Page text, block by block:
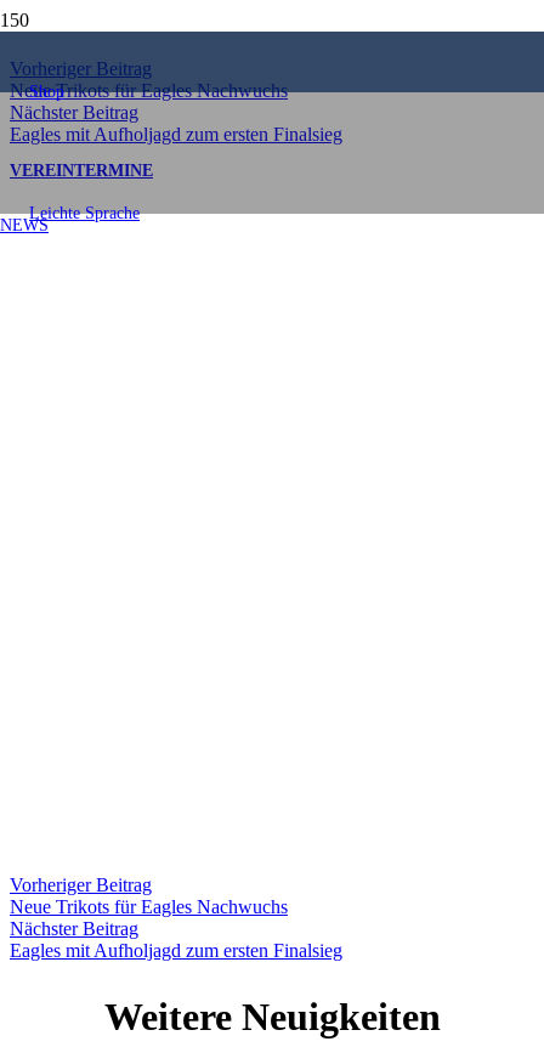
Shop
Leichte Sprache
NEWS
Vorheriger Beitrag
Neue Trikots für Eagles Nachwuchs
Nächster Beitrag
Eagles mit Aufholjagd zum ersten Finalsieg
VEREINTERMINE
Frühjahrsputz am
Vorheriger Beitrag
Neue Trikots für Eagles Nachwuchs
Nächster Beitrag
Eagles mit Aufholjagd zum ersten Finalsieg
Weitere Neuigkeiten